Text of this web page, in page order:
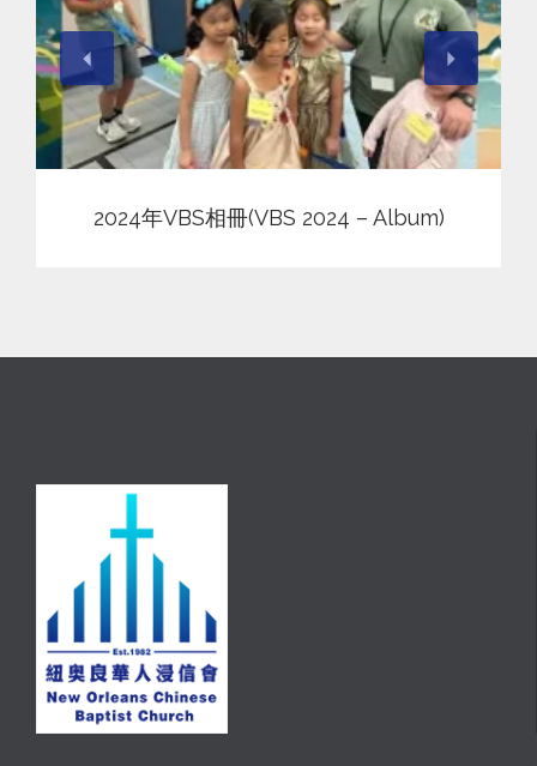
2024年VBS相冊(VBS 2024 – Album)
查看